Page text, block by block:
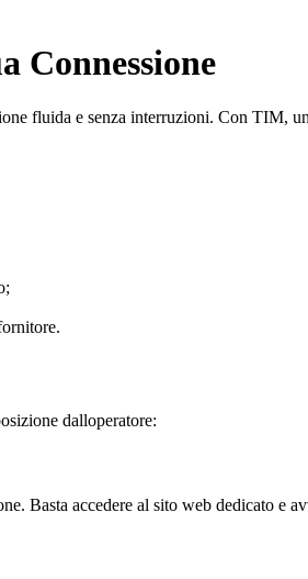
Connessione
fluida e senza interruzioni. Con
dalloperatore:
Basta accedere al sito web dedicato e